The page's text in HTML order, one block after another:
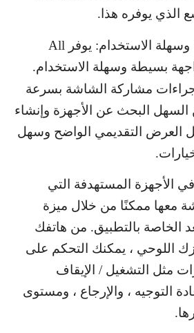
الذي يوفره هذا.
الاستخدام: يوفر All
بسيطة وسهلة الاستخدام.
مشاركة الشاشة بسرعة
البحث عن الأجهزة وإنشاء
العرض التقديمي الواضح وسهل
الأجهزة المستهدفة التي
معها ممكنًا من خلال ميزة
الخاصة بالتطبيق. من هاتفك
اللوحي ، يمكنك التحكم على
مثل التشغيل / الإيقاف
التوجيه ، والإرجاع ، ومستوى